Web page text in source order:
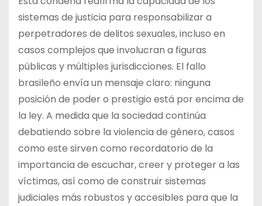
sistemas de justicia para responsabilizar a
perpetradores de delitos sexuales, incluso en
casos complejos que involucran a figuras
públicas y múltiples jurisdicciones. El fallo
brasileño envía un mensaje claro: ninguna
posición de poder o prestigio está por encima de
la ley. A medida que la sociedad continúa
debatiendo sobre la violencia de género, casos
como este sirven como recordatorio de la
importancia de escuchar, creer y proteger a las
víctimas, así como de construir sistemas
judiciales más robustos y accesibles para que la